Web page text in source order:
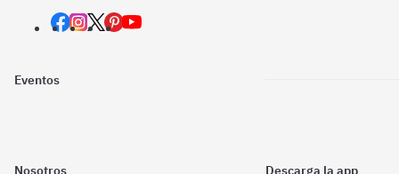
Eventos
Nosotros Descarga la app